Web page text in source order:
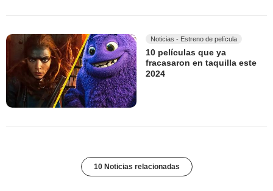
Noticias - Estreno de película
10 películas que ya
fracasaron en taquilla este
2024
10 Noticias relacionadas